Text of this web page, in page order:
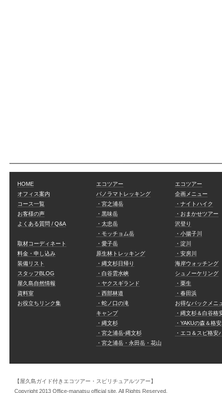
HOME
オフィス案内
コース一覧
お客様の声
よくある質問 / Q&A
取材コーディネート
料金・申し込み
装備リスト
スタッフBLOG
屋久島自然情報
資料室
お役立ちリンク集
エコツアー
パノラマトレッキング
・宮之浦岳
・黒味岳
・太忠岳
・モッチョム岳
・愛子岳
原生林トレッキング
・縄文杉日帰り
・白谷雲水峡
・ヤクスギランド
・西部林道
・蛇ノ口の滝
キャンプ
・縄文杉
・宮之浦岳-縄文杉
・宮之浦岳・永田岳・花山
エコツアー
企画メニュー
・ナイトハイク
・おまかせツアー
沢登り
・小揚子川
・淀川
・安房川
海岸ウォッチング
シュノーケリング
・栗生
・春田浜
お得なパックメニ
・縄文杉＆白谷格
・YAKUの森＆格
・エコ＆スピ格安
【屋久島ガイド付きエコツアー・スピリチュアルツアー】
Copyright 2013 Office-manatsu official site. All Rights Reserved.